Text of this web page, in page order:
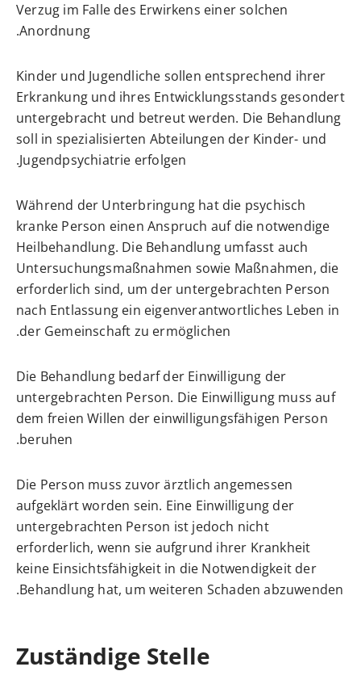
Verzug im Falle des Erwirkens einer solchen
Anordnung.
Kinder und Jugendliche sollen entsprechend ihrer
Erkrankung und ihres Entwicklungsstands gesondert
untergebracht und betreut werden. Die Behandlung
soll in spezialisierten Abteilungen der Kinder- und
Jugendpsychiatrie erfolgen.
Während der Unterbringung hat die psychisch
kranke Person einen Anspruch auf die notwendige
Heilbehandlung. Die Behandlung umfasst auch
Untersuchungsmaßnahmen sowie Maßnahmen, die
erforderlich sind, um der untergebrachten Person
nach Entlassung ein eigenverantwortliches Leben in
der Gemeinschaft zu ermöglichen.
Die Behandlung bedarf der Einwilligung der
untergebrachten Person. Die Einwilligung muss auf
dem freien Willen der einwilligungsfähigen Person
beruhen.
Die Person muss zuvor ärztlich angemessen
aufgeklärt worden sein. Eine Einwilligung der
untergebrachten Person ist jedoch nicht
erforderlich, wenn sie aufgrund ihrer Krankheit
keine Einsichtsfähigkeit in die Notwendigkeit der
Behandlung hat, um weiteren Schaden abzuwenden.
Zuständige Stelle